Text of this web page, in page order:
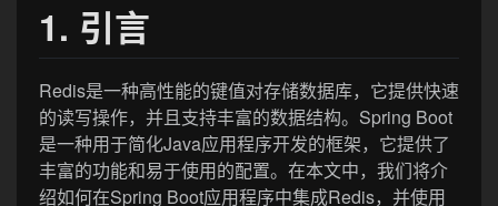
1. 引言
Redis是一种高性能的键值对存储数据库，它提供快速
的读写操作，并且支持丰富的数据结构。Spring Boot
是一种用于简化Java应用程序开发的框架，它提供了
丰富的功能和易于使用的配置。在本文中，我们将介
绍如何在Spring Boot应用程序中集成Redis，并使用